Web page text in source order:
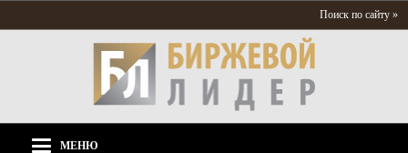
Поиск по сайту »
МЕНЮ